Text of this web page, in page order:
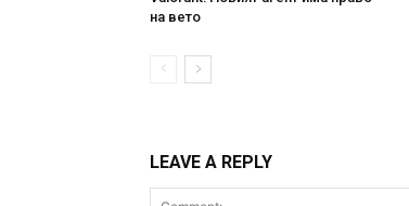
на вето
LEAVE A REPLY